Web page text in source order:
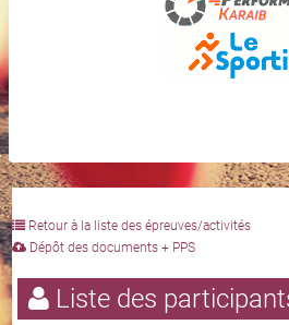
Retour à la liste des épreuves/activités
Dépôt des documents + PPS
Liste des